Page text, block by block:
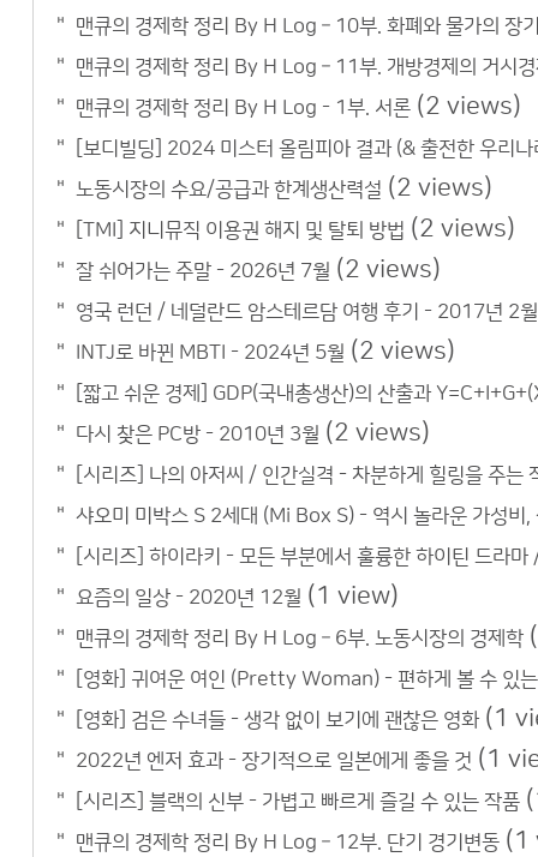
맨큐의 경제학 정리 By H Log – 10부. 화폐와 물가의 장
맨큐의 경제학 정리 By H Log – 11부. 개방경제의 거시
맨큐의 경제학 정리 By H Log - 1부. 서론 (2 views)
[보디빌딩] 2024 미스터 올림피아 결과 (& 출전한 우리나
노동시장의 수요/공급과 한계생산력설 (2 views)
[TMI] 지니뮤직 이용권 해지 및 탈퇴 방법 (2 views)
잘 쉬어가는 주말 - 2026년 7월 (2 views)
영국 런던 / 네덜란드 암스테르담 여행 후기 - 2017년 2월
INTJ로 바뀐 MBTI - 2024년 5월 (2 views)
[짧고 쉬운 경제] GDP(국내총생산)의 산출과
다시 찾은 PC방 - 2010년 3월 (2 views)
[시리즈] 나의 아저씨 / 인간실격 - 차분하게 힐링을 주는
샤오미 미박스 S 2세대 (Mi Box S) - 역시 놀라운 가성비,
[시리즈] 하이라키 - 모든 부분에서 훌륭한 하이틴 드라마
요즘의 일상 - 2020년 12월 (1 view)
맨큐의 경제학 정리 By H Log – 6부. 노동시장의 경제학
[영화] 귀여운 여인 (Pretty Woman) - 편하게 볼 수 있
[영화] 검은 수녀들 - 생각 없이 보기에 괜찮은 영화 (1
2022년 엔저 효과 - 장기적으로 일본에게 좋을 것 (1
[시리즈] 블랙의 신부 - 가볍고 빠르게 즐길 수 있는 작품
맨큐의 경제학 정리 By H Log – 12부. 단기 경기변동 (1